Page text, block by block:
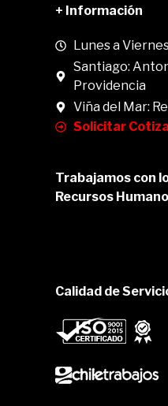
+ Información
Lunes a
Santiago:
Providencia
Viña del Mar:
Solicitar
Trabajamos con
Recursos
Calidad de